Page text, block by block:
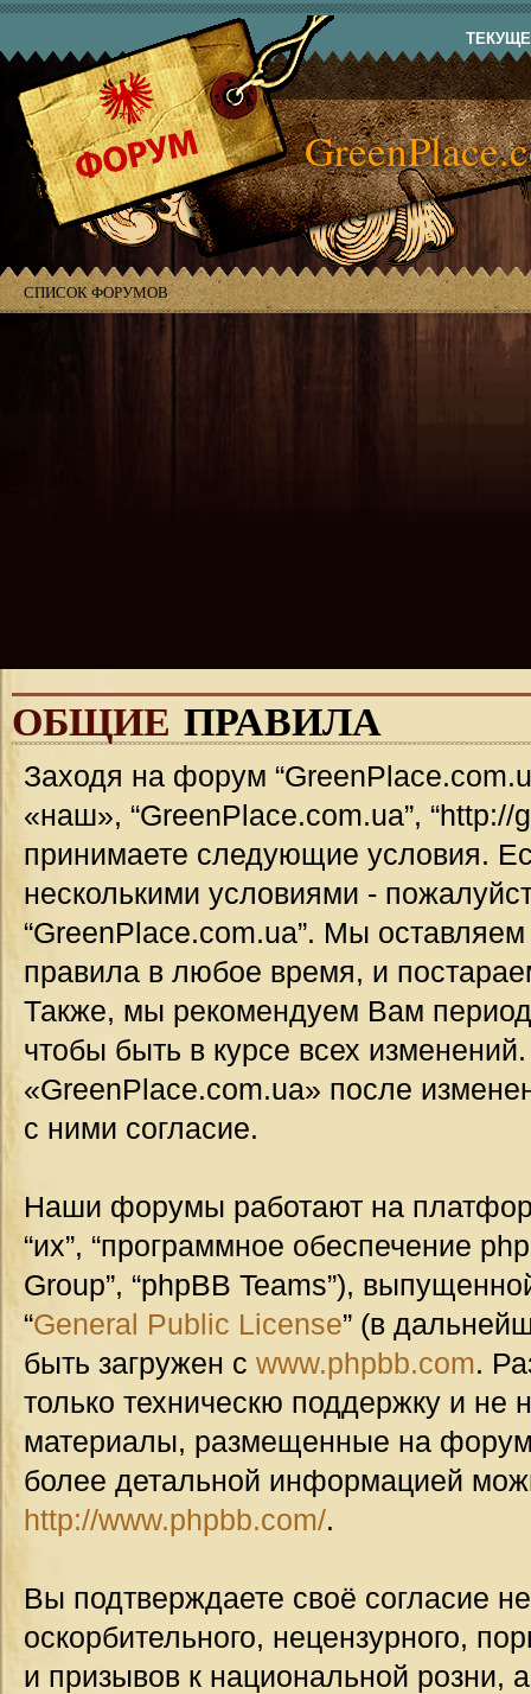
СПИСОК ФОРУМОВ
ОБЩИЕ ПРАВИЛА
Заходя на форум
«наш», “GreenPlace.com.ua”,
принимаете следующие условия.
несколькими условиями -
“GreenPlace.com.ua”. Мы
правила в любое время, и
Также, мы рекомендуем Вам
чтобы быть в курсе всех
«GreenPlace.com.ua» после
с ними согласие.
Наши форумы работают на
“их”, “программное обеспечение
Group”, “phpBB Teams”),
“General Public License” (в
быть загружен с www.phpbb.com.
только техническю поддержку и не
материалы, размещенные на
более детальной информацией
http://www.phpbb.com/.
Вы подтверждаете своё согласие
оскорбительного, нецензурного,
и призывов к национальной розни,